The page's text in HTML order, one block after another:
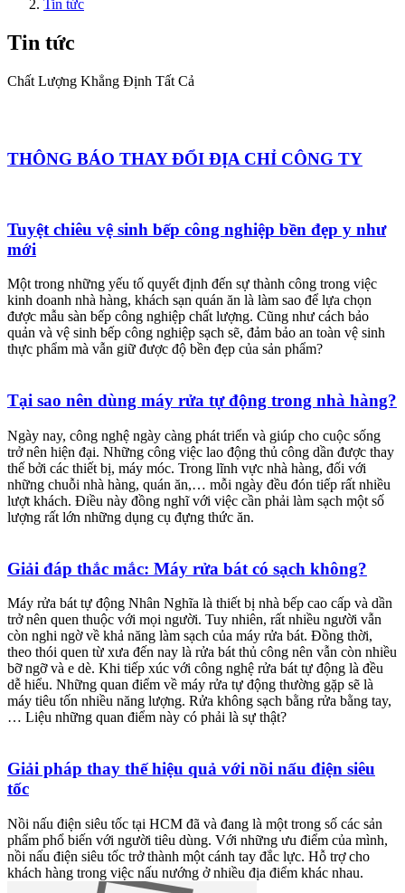
Tin tức
Tin tức
Chất Lượng Khẳng Định Tất Cả
THÔNG BÁO THAY ĐỔI ĐỊA CHỈ CÔNG TY
Tuyệt chiêu vệ sinh bếp công nghiệp bền đẹp y như
mới
Một trong những yếu tố quyết định đến sự thành công trong việc
kinh doanh nhà hàng, khách sạn quán ăn là làm sao để lựa chọn
được mẫu sàn bếp công nghiệp chất lượng. Cũng như cách bảo
quản và vệ sinh bếp công nghiệp sạch sẽ, đảm bảo an toàn vệ sinh
thực phẩm mà vẫn giữ được độ bền đẹp của sản phẩm?
Tại sao nên dùng máy rửa tự động trong nhà hàng?
Ngày nay, công nghệ ngày càng phát triển và giúp cho cuộc sống
trở nên hiện đại. Những công việc lao động thủ công dần được thay
thế bởi các thiết bị, máy móc. Trong lĩnh vực nhà hàng, đối với
những chuỗi nhà hàng, quán ăn,… mỗi ngày đều đón tiếp rất nhiều
lượt khách. Điều này đồng nghĩ với việc cần phải làm sạch một số
lượng rất lớn những dụng cụ đựng thức ăn.
Giải đáp thắc mắc: Máy rửa bát có sạch không?
Máy rửa bát tự động Nhân Nghĩa là thiết bị nhà bếp cao cấp và dần
trở nên quen thuộc với mọi người. Tuy nhiên, rất nhiều người vẫn
còn nghi ngờ về khả năng làm sạch của máy rửa bát. Đồng thời,
theo thói quen từ xưa đến nay là rửa bát thủ công nên vẫn còn nhiều
bỡ ngỡ và e dè. Khi tiếp xúc với công nghệ rửa bát tự động là đều
dễ hiểu. Những quan điểm về máy rửa tự động thường gặp sẽ là
máy tiêu tốn nhiều năng lượng. Rửa không sạch bằng rửa bằng tay,
… Liệu những quan điểm này có phải là sự thật?
Giải pháp thay thế hiệu quả với nồi nấu điện siêu
tốc
Nồi nấu điện siêu tốc tại HCM đã và đang là một trong số các sản
phẩm phổ biến với người tiêu dùng. Với những ưu điểm của mình,
nồi nấu điện siêu tốc trở thành một cánh tay đắc lực. Hỗ trợ cho
khách hàng trong việc nấu nướng ở nhiều địa điểm khác nhau.